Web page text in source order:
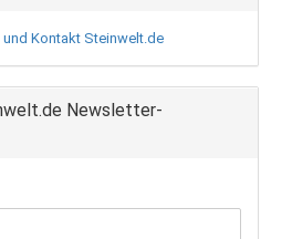
Newsletter-